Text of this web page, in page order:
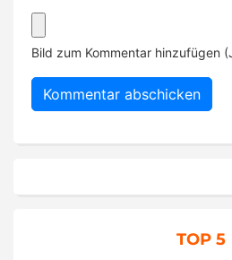
Bild zum Kommentar hinzufügen
TOP 5